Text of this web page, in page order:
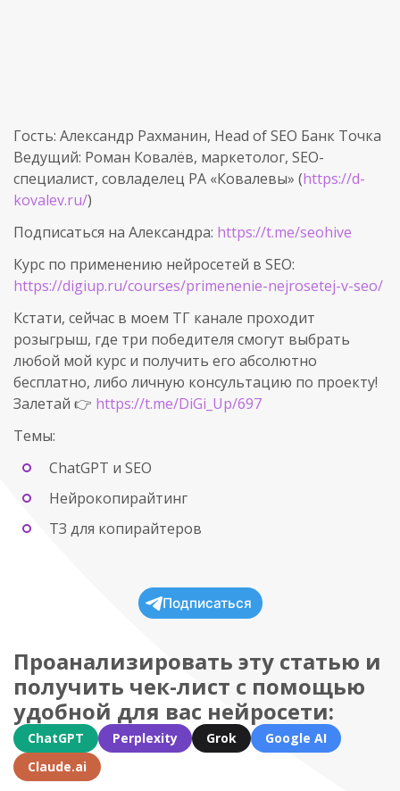
Гость: Александр Рахманин, Head of SEO Банк Точка
Ведущий: Роман Ковалёв, маркетолог, SEO-
специалист, совладелец РА «Ковалевы» (https://d-
kovalev.ru/)
Подписаться на Александра: https://t.me/seohive
Курс по применению нейросетей в SEO:
https://digiup.ru/courses/primenenie-nejrosetej-v-seo/
Кстати, сейчас в моем ТГ канале проходит
розыгрыш, где три победителя смогут выбрать
любой мой курс и получить его абсолютно
бесплатно, либо личную консультацию по проекту!
Залетай 👉 https://t.me/DiGi_Up/697
Темы:
ChatGPT и SEO
Нейрокопирайтинг
ТЗ для копирайтеров
Подписаться
Проанализировать эту статью и
получить чек-лист с помощью
удобной для вас нейросети:
ChatGPT Perplexity Grok
Google AI
Claude.ai